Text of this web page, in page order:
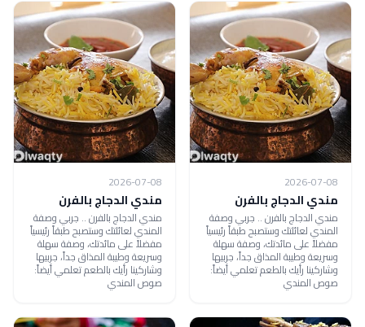
2026-07-08
مندي الدجاج بالفرن
مندي الدجاج بالفرن .. جربي وصفة
المندي لعائلتك وستصبح طبقاً رئيسياً
مفضلاً على مائدتك، وصفة سهلة
وسريعة وطيبة المذاق جداً، جربيها
وشاركينا رأيك بالطعم تعلمي أيضاً:
صوص المندي
2026-07-08
مندي الدجاج بالفرن
مندي الدجاج بالفرن .. جربي وصفة
المندي لعائلتك وستصبح طبقاً رئيسياً
مفضلاً على مائدتك، وصفة سهلة
وسريعة وطيبة المذاق جداً، جربيها
وشاركينا رأيك بالطعم تعلمي أيضاً:
صوص المندي